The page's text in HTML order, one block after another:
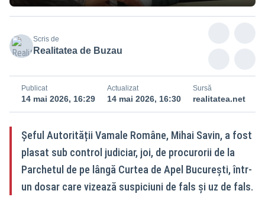
Scris de
Realitatea de Buzau
Publicat
14 mai 2026, 16:29
Actualizat
14 mai 2026, 16:30
Sursă
realitatea.net
Șeful Autorității Vamale Române, Mihai Savin, a fost
plasat sub control judiciar, joi, de procurorii de la
Parchetul de pe lângă Curtea de Apel București, într-
un dosar care vizează suspiciuni de fals și uz de fals.